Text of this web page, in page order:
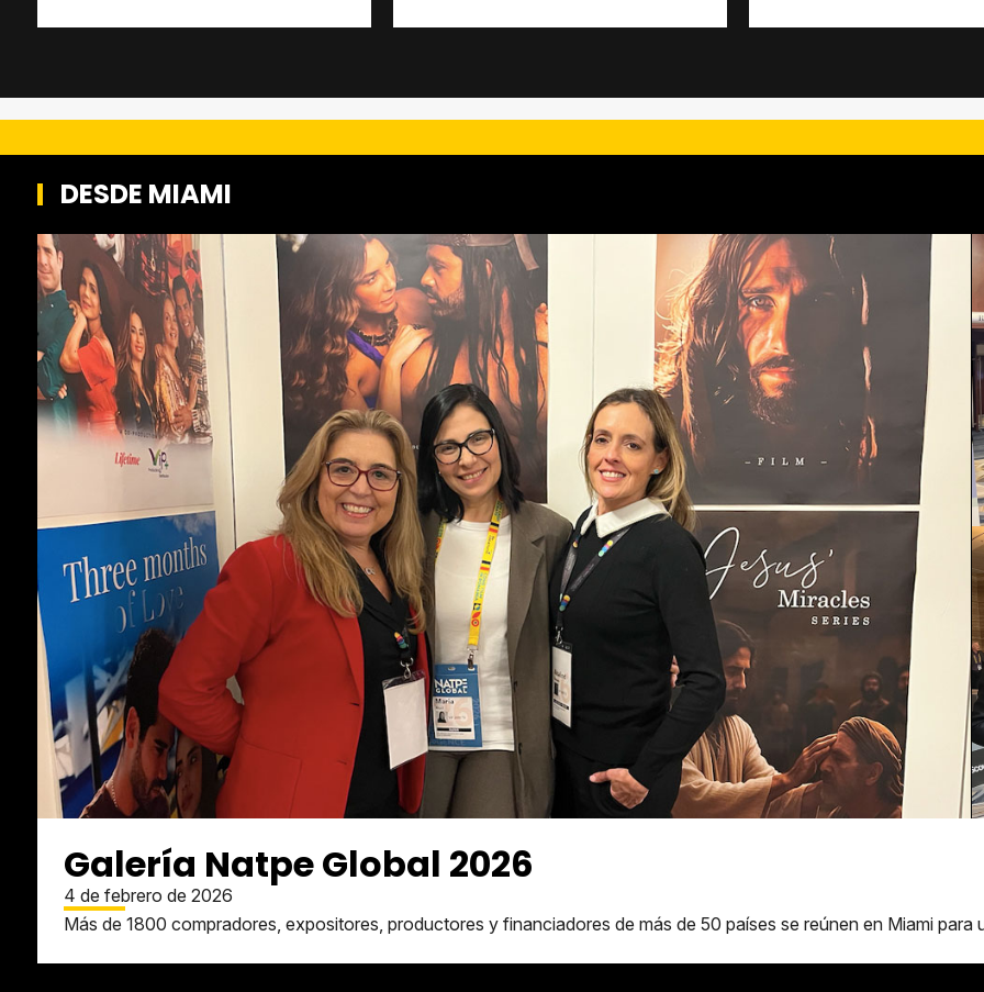
DESDE MIAMI
Galería Natpe Global 2026
4 de febrero de 2026
Más de 1800 compradores, expositores, productores y financiadores de más de 50 países se reúnen en Miami para